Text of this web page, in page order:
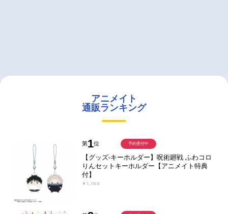
アニメイト
通販ランキング
第1位
【グッズ-キーホルダー】呪術廻戦 ふわコロ
りんセットキーホルダー【アニメイト特典
付】
￥1,100
予約受付中